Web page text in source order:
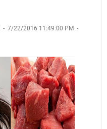
7/22/2016 11:49:00 PM